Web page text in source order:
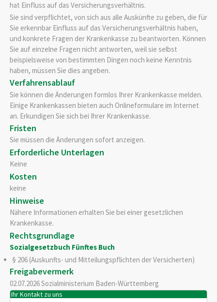
hat Einfluss auf das Versicherungsverhältnis.
Sie sind verpflichtet, von sich aus alle Auskünfte zu geben, die für
Sie erkennbar Einfluss auf das Versicherungsverhältnis haben,
und konkrete Fragen der Krankenkasse zu beantworten. Können
Sie auf einzelne Fragen nicht antworten, weil sie selbst
beispielsweise von bestimmten Dingen noch keine Kenntnis
haben, müssen Sie dies angeben.
Verfahrensablauf
Sie können die Änderungen formlos Ihrer Krankenkasse melden.
Einige Krankenkassen bieten auch Onlineformulare im Internet
an. Erkundigen Sie sich bei Ihrer Krankenkasse.
Fristen
Sie müssen die Änderungen sofort anzeigen.
Erforderliche Unterlagen
Keine
Kosten
keine
Hinweise
Nähere Informationen erhalten Sie bei einer gesetzlichen
Krankenkasse.
Rechtsgrundlage
Sozialgesetzbuch Fünftes Buch
§ 206 (Auskunfts- und Mitteilungspflichten der Versicherten)
Freigabevermerk
02.07.2026 Sozialministerium Baden-Württemberg
Ihr Kontakt zu uns